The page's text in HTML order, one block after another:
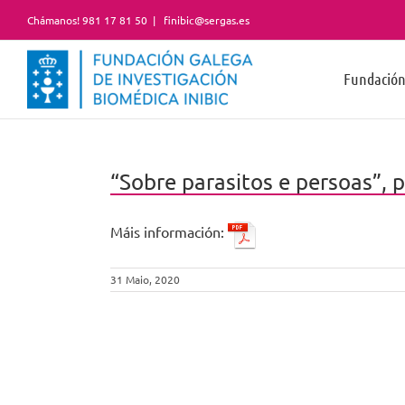
content
Chámanos! 981 17 81 50 | finibic@sergas.es
Fundación
“Sobre parasitos e
Máis información:
31 Maio, 2020